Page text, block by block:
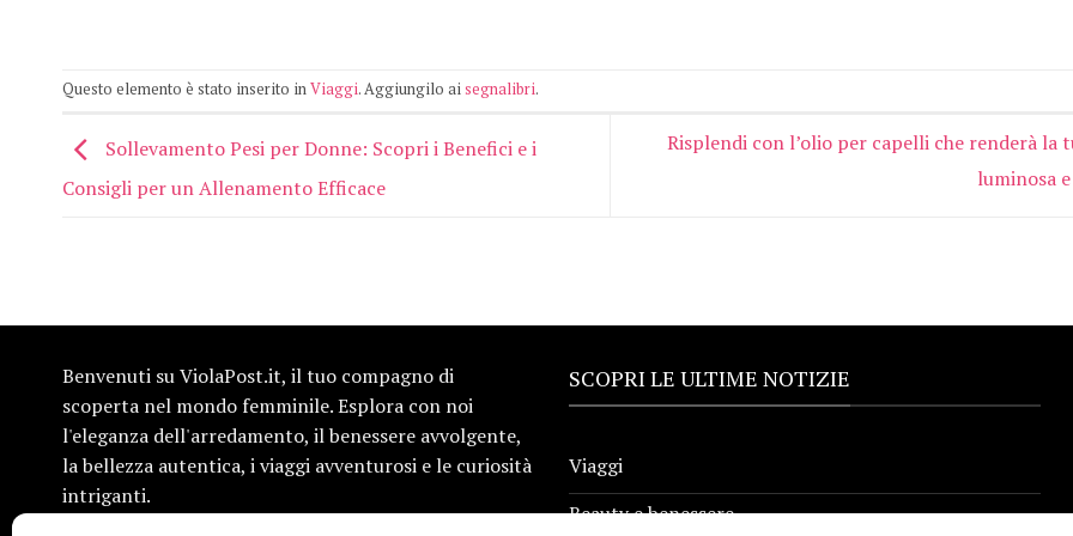
Questo elemento è stato inserito inViaggi. Aggiungilo aisegnalibri.
Sollevamento Pesi per Donne: Scopri i Benefici e i
Consigli per un Allenamento Efficace
Risplendi con l’olio per capelli che renderà la
luminosa
Benvenuti su ViolaPost.it, il tuo compagno di
scoperta nel mondo femminile. Esplora con noi
l'eleganza dell'arredamento, il benessere avvolgente,
la bellezza autentica, i viaggi avventurosi e le curiosità
intriganti.
SCOPRI LE ULTIME NOTIZIE
Viaggi
Beauty e benessere